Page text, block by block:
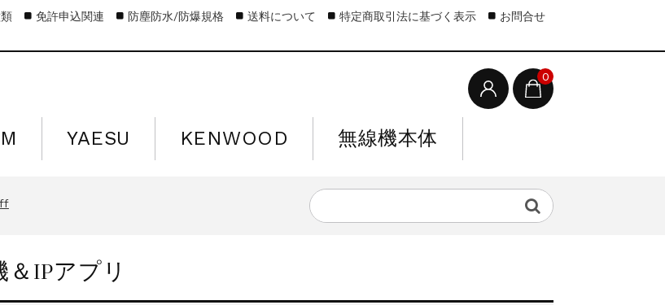
0
YAESU KENWOOD 無線機本体
免許申込関連 防塵防水/防爆規格 送料について 特定商取引法に基づく表示 お問合せ
15%off
15%offIPアプリ